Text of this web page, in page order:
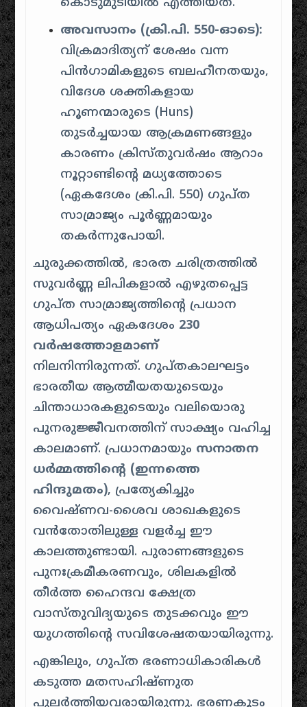
അവസാനം (ക്രി.പി. 550-ഓടെ):
വിക്രമാദിത്യന് ശേഷം വന്ന
പിൻഗാമികളുടെ ബലഹീനതയും,
വിദേശ ശക്തികളായ
ഹൂണന്മാരുടെ (Huns)
തുടർച്ചയായ ആക്രമണങ്ങളും
കാരണം ക്രിസ്തുവർഷം ആറാം
നൂറ്റാണ്ടിന്റെ മധ്യത്തോടെ
(ഏകദേശം ക്രി.പി. 550) ഗുപ്ത
സാമ്രാജ്യം പൂർണ്ണമായും
തകർന്നുപോയി.
ചുരുക്കത്തിൽ, ഭാരത ചരിത്രത്തിൽ
സുവർണ്ണ ലിപികളാൽ എഴുതപ്പെട്ട
ഗുപ്ത സാമ്രാജ്യത്തിന്റെ പ്രധാന
ആധിപത്യം ഏകദേശം 230
വർഷത്തോളമാണ്
നിലനിന്നിരുന്നത്. ഗുപ്തകാലഘട്ടം
ഭാരതീയ ആത്മീയതയുടെയും
ചിന്താധാരകളുടെയും വലിയൊരു
പുനരുജ്ജീവനത്തിന് സാക്ഷ്യം വഹിച്ച
കാലമാണ്. പ്രധാനമായും സനാതന
ധർമ്മത്തിന്റെ (ഇന്നത്തെ
ഹിന്ദുമതം), പ്രത്യേകിച്ചും
വൈഷ്ണവ-ശൈവ ശാഖകളുടെ
വൻതോതിലുള്ള വളർച്ച ഈ
കാലത്തുണ്ടായി. പുരാണങ്ങളുടെ
പുനഃക്രമീകരണവും, ശിലകളിൽ
തീർത്ത ഹൈന്ദവ ക്ഷേത്ര
വാസ്തുവിദ്യയുടെ തുടക്കവും ഈ
യുഗത്തിന്റെ സവിശേഷതയായിരുന്നു.
എങ്കിലും, ഗുപ്ത ഭരണാധികാരികൾ
കടുത്ത മതസഹിഷ്ണുത
പുലർത്തിയവരായിരുന്നു. ഭരണകൂടം